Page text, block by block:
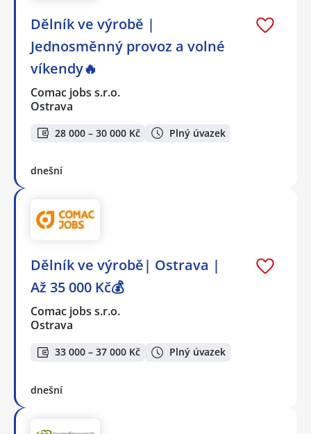
Dělník ve výrobě |
Jednosměnný provoz a volné
víkendy🔥
Comac jobs s.r.o.
Ostrava
28 000 – 30 000 Kč Plný úvazek
dnešní
Dělník ve výrobě| Ostrava |
Až 35 000 Kč💰
Comac jobs s.r.o.
Ostrava
33 000 – 37 000 Kč Plný úvazek
dnešní